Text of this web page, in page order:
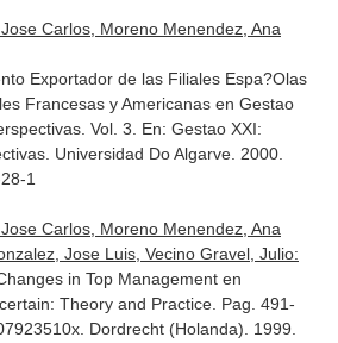
Carlos, Moreno Menendez, Ana
Exportador de las Filiales Espa?Olas
Francesas y Americanas en Gestao
Vol. 3. En: Gestao XXI:
. Universidad Do Algarve. 2000.
1
Carlos, Moreno Menendez, Ana
Jose Luis, Vecino Gravel, Julio:
in Top Management en
Theory and Practice. Pag. 491-
. Dordrecht (Holanda). 1999.